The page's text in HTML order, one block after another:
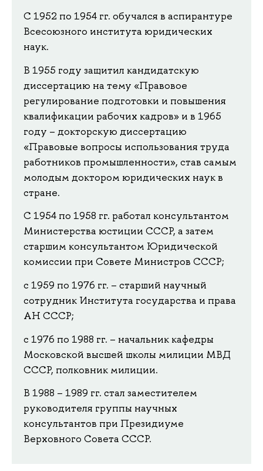
С 1952 по 1954 гг. обучался в аспирантуре
Всесоюзного института юридических
наук.
В 1955 году защитил кандидатскую
диссертацию на тему «Правовое
регулирование подготовки и повышения
квалификации рабочих кадров» и в 1965
году – докторскую диссертацию
«Правовые вопросы использования труда
работников промышленности», став самым
молодым доктором юридических наук в
стране.
С 1954 по 1958 гг. работал консультантом
Министерства юстиции СССР, а затем
старшим консультантом Юридической
комиссии при Совете Министров СССР;
с 1959 по 1976 гг. – старший научный
сотрудник Института государства и права
АН СССР;
с 1976 по 1988 гг. – начальник кафедры
Московской высшей школы милиции МВД
СССР, полковник милиции.
В 1988 – 1989 гг. стал заместителем
руководителя группы научных
консультантов при Президиуме
Верховного Совета СССР.